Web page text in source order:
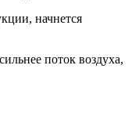
начнется
поток воздуха,